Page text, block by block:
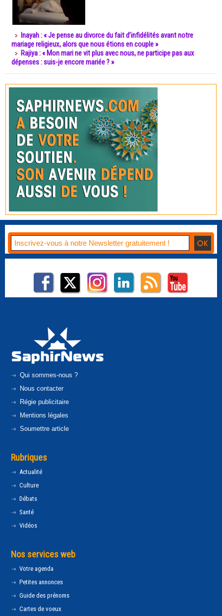
Inayah : « Je pense au divorce du fait d’infidélités avant notre
mariage religieux, alors que nous étions en couple »
Rajiya : « Mon mari ne vit plus avec nous, ne participe pas aux
dépenses : suis-je encore mariée ? »
Qui sommes-nous ?
Nous contacter
Régie publicitaire
Mentions légales
Soumettre article
Rubriques
Actualité
Culture
Débats
Santé
Vidéos
Nos services web
Votre agenda
Petites annonces
Guide des prénoms
Cartes de voeux